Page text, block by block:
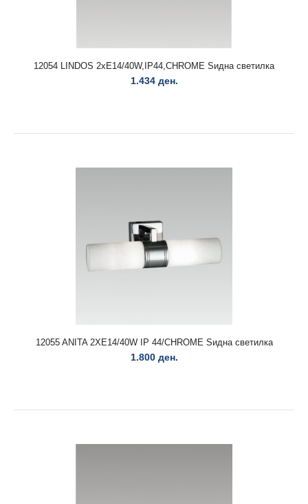
1.800 ден.
12005 ZETA 2xG9/33W,Ip44,Chrome Ѕидна светилка..
12054 LINDOS 2xE14/40W,IP44,CHROME Ѕидна светилка
1.434 ден.
12055 ANITA 2XE14/40W IP 44/CHROME Ѕидна светилка
1.800 ден.